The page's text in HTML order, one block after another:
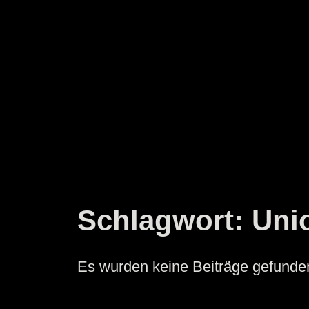
Schlagwort:
Es wurden keine Beiträge